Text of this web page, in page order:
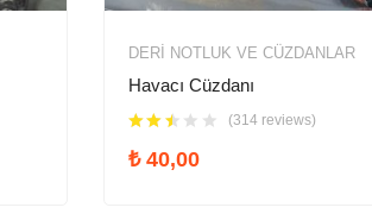
DERI NOTLUK VE CÜZDANLAR
Havacı Cüzdanı
(314 reviews)
₺40,00